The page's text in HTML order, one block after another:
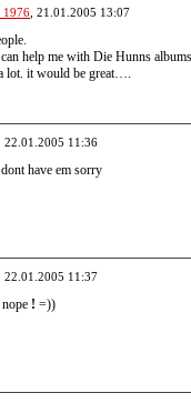
, 21.01.2005 13:07
help me with Die Hunns
lot. it would be great….
22.01.2005 11:36
have em sorry
22.01.2005 11:37
! =))